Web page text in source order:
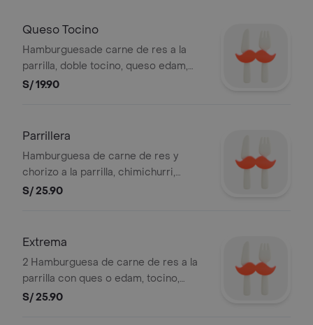
Queso Tocino
Hamburguesade carne de res a la
parrilla, doble tocino, queso edam,
tomate, lechuga y mayonesa. Foto
S/ 19.90
Parrillera
Hamburguesa de carne de res y
chorizo a la parrilla, chimichurri,
tomate, mayonesa y mostaza. Foto
S/ 25.90
Extrema
2 Hamburguesa de carne de res a la
parrilla con ques o edam, tocino,
tomate, lechuga y mayonesa. Foto
S/ 25.90